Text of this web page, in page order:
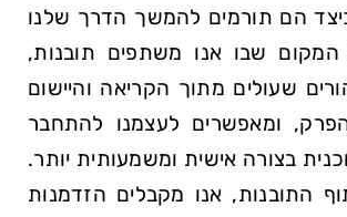
הם תורמים להמשך הדרך שלנו
שבו אנו משתפים תובנות,
שעולים מתוך הקריאה והיישום
הפרק, ומאפשרים לעצמנו להתחבר
בצורה אישית ומשמעותית יותר.
התובנות, אנו מקבלים הזדמנות